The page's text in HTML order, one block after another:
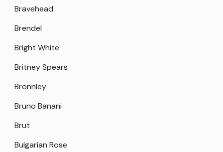
Bravehead
Brendel
Bright White
Britney Spears
Bronnley
Bruno Banani
Brut
Bulgarian Rose